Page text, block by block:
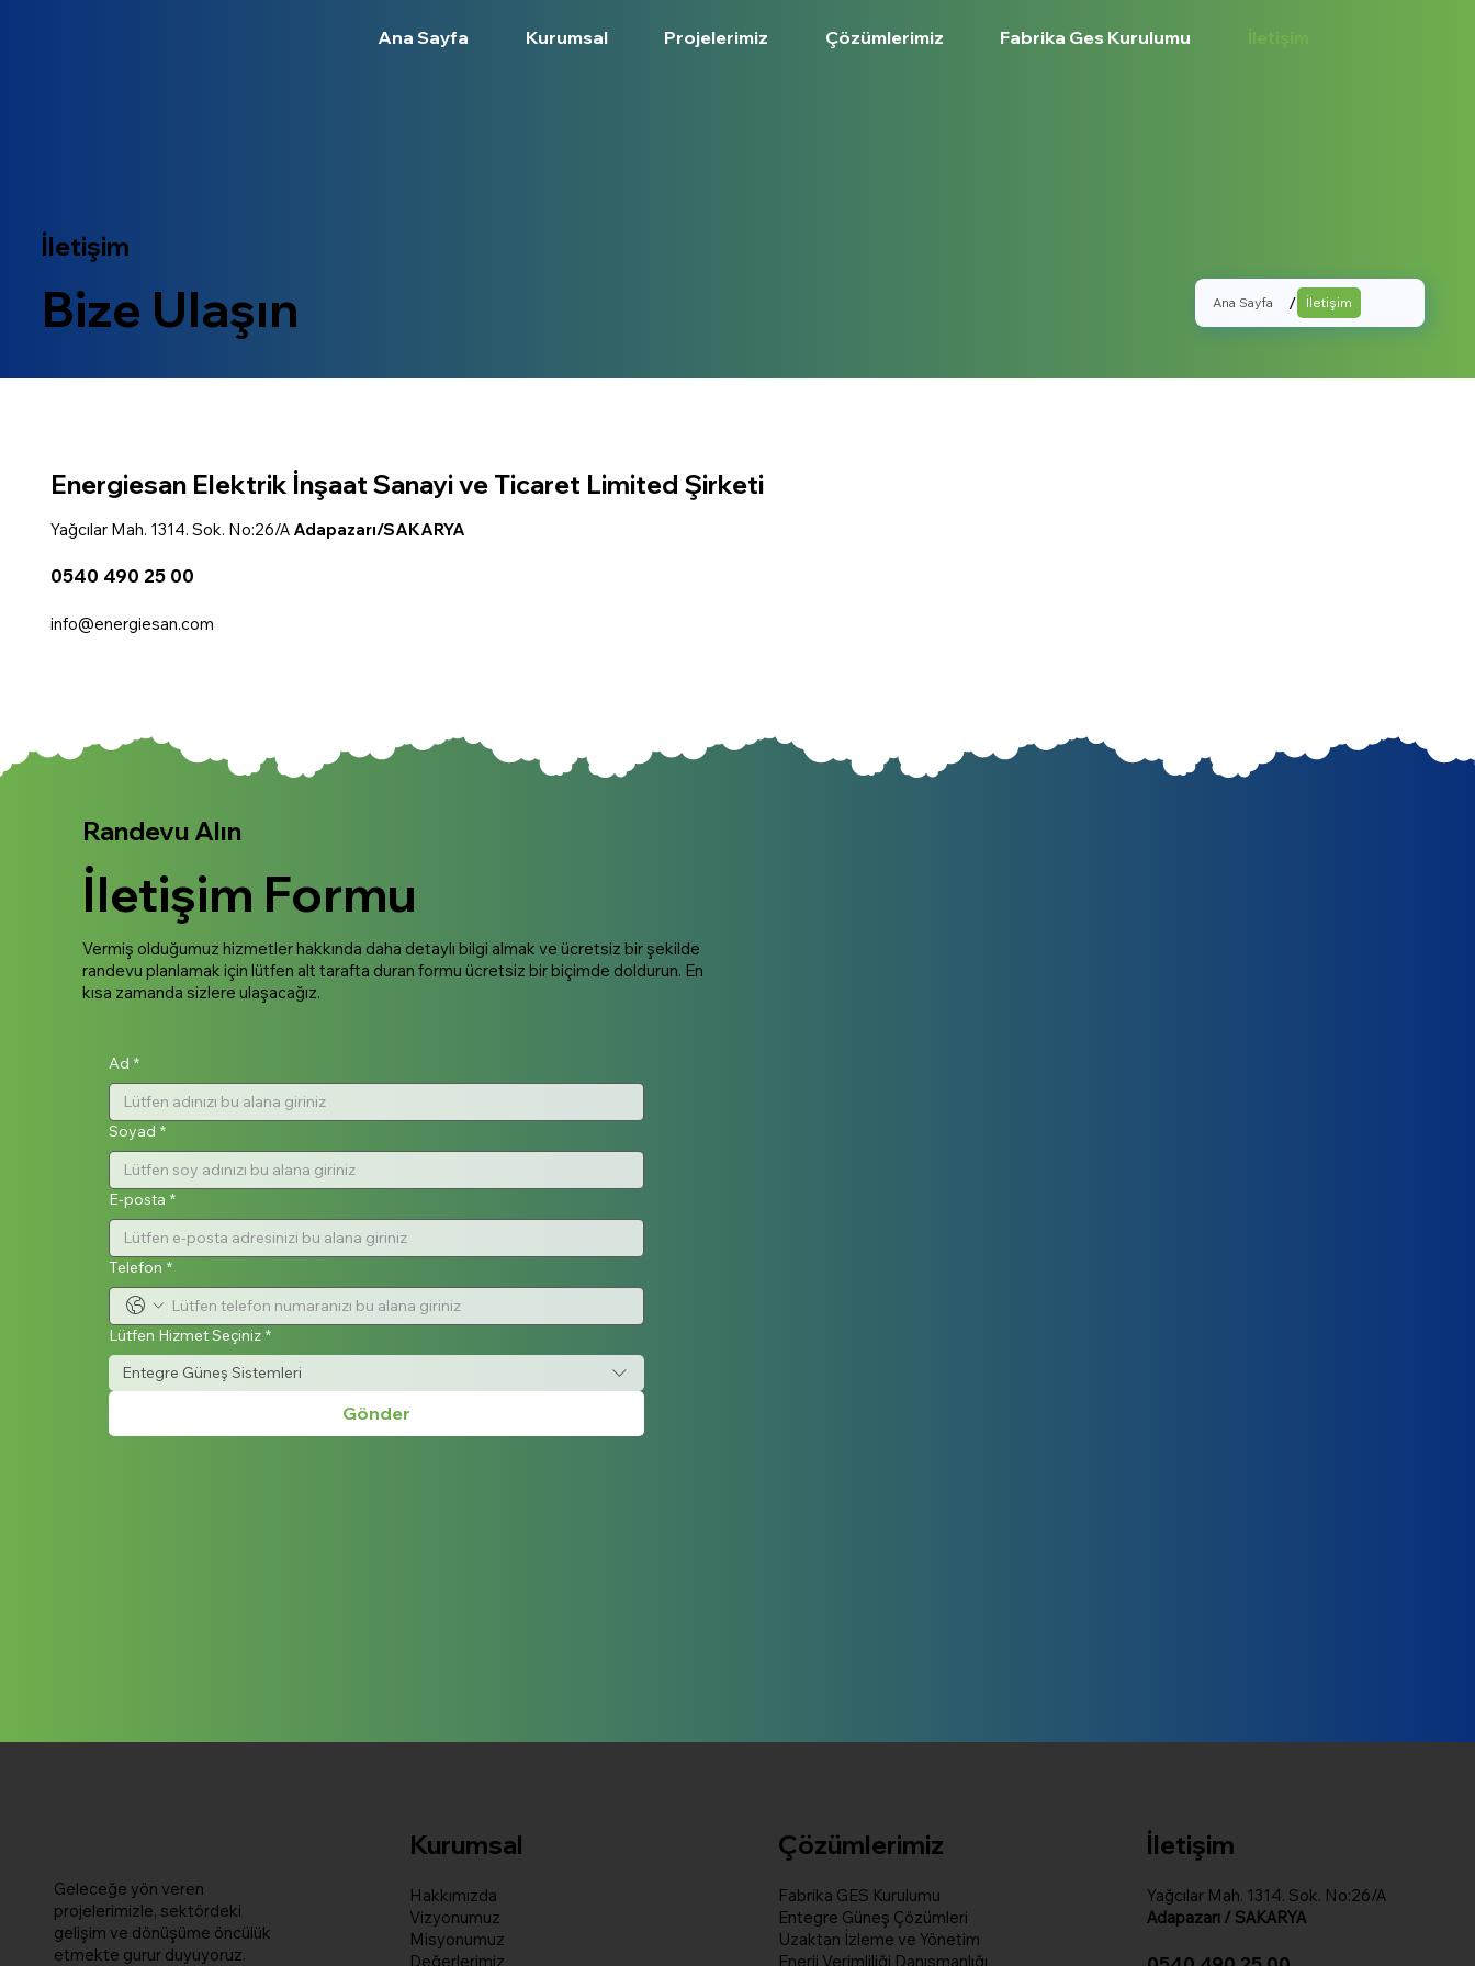
Ana Sayfa Kurumsal Projelerimiz Çözümlerimiz Fabrika Ges Kurulumu
İletişim
Bize Ulaşın Ana Sayfa / İletişim
Energiesan Elektrik İnşaat Sanayi ve Ticaret Limited Şirketi
Yağcılar Mah. 1314. Sok. No:26/A Adapazarı/SAKARYA
0540 490 25 00
info@energiesan.com
Ad *
Soyad *
E-posta *
Telefon *
Lütfen Hizmet Seçiniz *
Entegre Güneş Sistemleri
Gönder
Randevu Alın
İletişim Formu
Vermiş olduğumuz hizmetler hakkında daha detaylı bilgi almak ve ücretsiz bir şekilde
randevu planlamak için lütfen alt tarafta duran formu ücretsiz bir biçimde doldurun. En
kısa zamanda sizlere ulaşacağız.
Çözümlerimiz
Fabrika GES Kurulumu
Entegre Güneş Çözümleri
Uzaktan İzleme ve Yönetim
Enerji Verimliliği Danışmanlığı
Geleceğe yön veren
projelerimizle, sektördeki
gelişim ve dönüşüme öncülük
etmekte gurur duyuyoruz.
Kurumsal
Hakkımızda
Vizyonumuz
Misyonumuz
Değerlerimiz
İletişim
Yağcılar Mah. 1314. Sok. No:26/A
Adapazarı / SAKARYA